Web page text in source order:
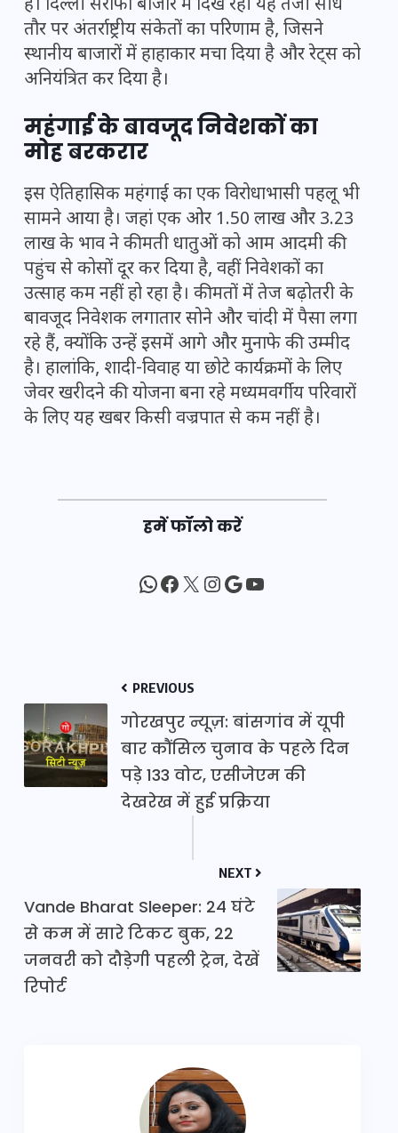
है। दिल्ली सर्राफा बाजार में दिख रही यह तेजी सीधे
तौर पर अंतर्राष्ट्रीय संकेतों का परिणाम है, जिसने
स्थानीय बाजारों में हाहाकार मचा दिया है और रेट्स को
अनियंत्रित कर दिया है।
महंगाई के बावजूद निवेशकों का
मोह बरकरार
इस ऐतिहासिक महंगाई का एक विरोधाभासी पहलू भी
सामने आया है। जहां एक ओर 1.50 लाख और 3.23
लाख के भाव ने कीमती धातुओं को आम आदमी की
पहुंच से कोसों दूर कर दिया है, वहीं निवेशकों का
उत्साह कम नहीं हो रहा है। कीमतों में तेज बढ़ोतरी के
बावजूद निवेशक लगातार सोने और चांदी में पैसा लगा
रहे हैं, क्योंकि उन्हें इसमें आगे और मुनाफे की उम्मीद
है। हालांकि, शादी-विवाह या छोटे कार्यक्रमों के लिए
जेवर खरीदने की योजना बना रहे मध्यमवर्गीय परिवारों
के लिए यह खबर किसी वज्रपात से कम नहीं है।
हमें फॉलो करें
WhatsApp
Facebook
X Instagram
Google
YouTube
PREVIOUS
गोरखपुर न्यूज़: बांसगांव में यूपी
बार कौंसिल चुनाव के पहले दिन
पड़े 133 वोट, एसीजेएम की
देखरेख में हुई प्रक्रिया
NEXT
Vande Bharat Sleeper: 24 घंटे
से कम में सारे टिकट बुक, 22
जनवरी को दौड़ेगी पहली ट्रेन, देखें
रिपोर्ट